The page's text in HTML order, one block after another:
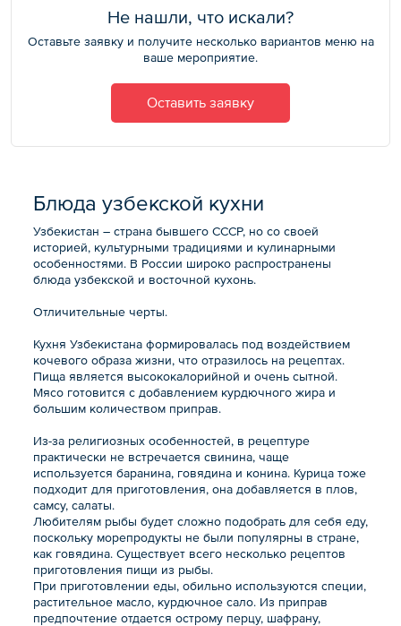
Не нашли, что искали?
Оставьте заявку и получите несколько вариантов меню на
ваше мероприятие.
Оставить заявку
Блюда узбекской кухни
Узбекистан – страна бывшего СССР, но со своей
историей, культурными традициями и кулинарными
особенностями. В России широко распространены
блюда узбекской и восточной кухонь.
Отличительные черты.
Кухня Узбекистана формировалась под воздействием
кочевого образа жизни, что отразилось на рецептах.
Пища является высококалорийной и очень сытной.
Мясо готовится с добавлением курдючного жира и
большим количеством приправ.
Из-за религиозных особенностей, в рецептуре
практически не встречается свинина, чаще
используется баранина, говядина и конина. Курица тоже
подходит для приготовления, она добавляется в плов,
самсу, салаты.
Любителям рыбы будет сложно подобрать для себя еду,
поскольку морепродукты не были популярны в стране,
как говядина. Существует всего несколько рецептов
приготовления пищи из рыбы.
При приготовлении еды, обильно используются специи,
растительное масло, курдючное сало. Из приправ
предпочтение отдается острому перцу, шафрану,